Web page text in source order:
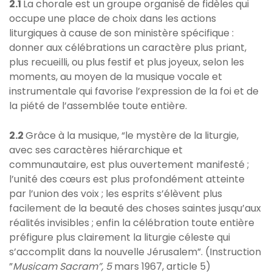
2.1 La chorale est un groupe organisé de fidèles qui
occupe une place de choix dans les actions
liturgiques à cause de son ministère spécifique :
donner aux célébrations un caractère plus priant,
plus recueilli, ou plus festif et plus joyeux, selon les
moments, au moyen de la musique vocale et
instrumentale qui favorise l’expression de la foi et de
la piété de l’assemblée toute entière.
2.2Grâce à la musique, “le mystère de la liturgie,
avec ses caractères hiérarchique et
communautaire, est plus ouvertement manifesté ;
l’unité des cœurs est plus profondément atteinte
par l’union des voix ; les esprits s’élèvent plus
facilement de la beauté des choses saintes jusqu’aux
réalités invisibles ; enfin la célébration toute entière
préfigure plus clairement la liturgie céleste qui
s’accomplit dans la nouvelle Jérusalem”. (Instruction
”Musicam Sacram”, 5mars 1967, article 5)